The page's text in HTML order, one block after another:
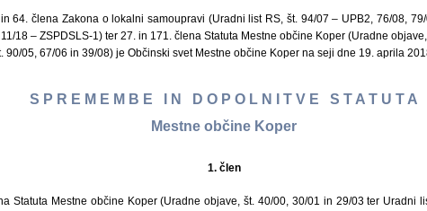
64. člena Zakona o lokalni samoupravi (Uradni list RS, št. 94/07 – UPB2, 76/08,
18 – ZSPDSLS-1) ter 27. in 171. člena Statuta Mestne občine Koper (Uradne
90/05, 67/06 in 39/08) je Občinski svet Mestne občine Koper na seji dne 19. aprila
S P R E M E M B E I N D O P O L N I T V E S T A T U T A
Mestne občine Koper
1. člen
Statuta Mestne občine Koper (Uradne objave, št. 40/00, 30/01 in 29/03 ter Uradni